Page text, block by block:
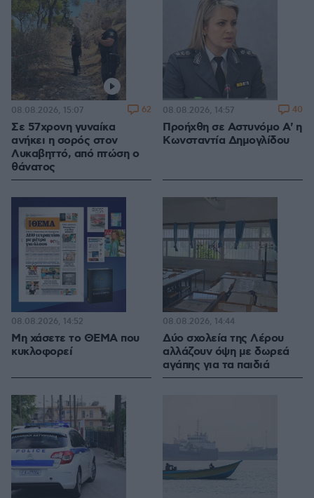
Σε 57χρονη γυναίκα
ανήκει η σορός στον
Λυκαβηττό, από πτώση ο
θάνατος
08.08.2026, 15:07 62
Προήχθη σε Αστυνόμο Α' η
Κωνσταντία Δημογλίδου
08.08.2026, 14:57 40
Μη χάσετε το ΘΕΜΑ που
κυκλοφορεί
08.08.2026, 14:52
Δύο σχολεία της Λέρου
αλλάζουν όψη με δωρεά
αγάπης για τα παιδιά
08.08.2026, 14:44